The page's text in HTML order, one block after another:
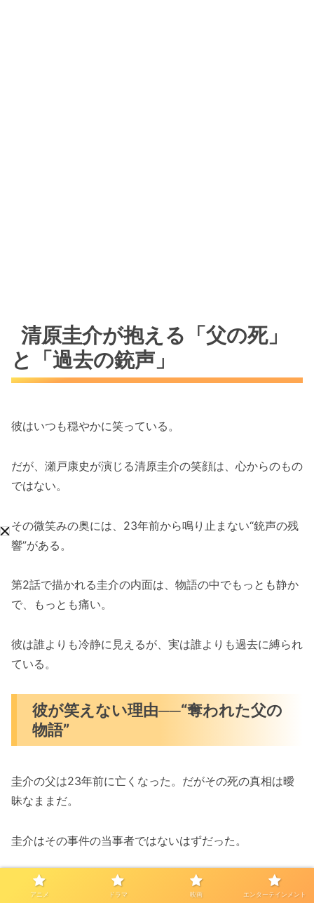
清原圭介が抱える「父の死」
と「過去の銃声」
彼はいつも穏やかに笑っている。
だが、瀬戸康史が演じる清原圭介の笑顔は、心からのもの
ではない。
その微笑みの奥には、23年前から鳴り止まない“銃声の残
響”がある。
第2話で描かれる圭介の内面は、物語の中でもっとも静か
で、もっとも痛い。
彼は誰よりも冷静に見えるが、実は誰よりも過去に縛られ
ている。
彼が笑えない理由──“奪われた父の
物語”
圭介の父は23年前に亡くなった。だがその死の真相は曖
昧なままだ。
圭介はその事件の当事者ではないはずだった。
しかし、拳銃が掘り起こされた瞬間、彼の心は再び「父の
物語」に引き戻される。
アニメ ドラマ 映画 エンターテインメント